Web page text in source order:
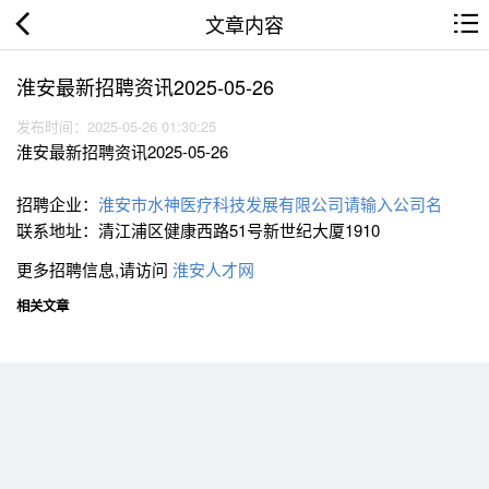
文章内容
淮安最新招聘资讯2025-05-26
发布时间：2025-05-26 01:30:25
淮安最新招聘资讯2025-05-26
招聘企业： 淮安市水神医疗科技发展有限公司请输入公司名
联系地址：清江浦区健康西路51号新世纪大厦1910
更多招聘信息,请访问 淮安人才网
相关文章